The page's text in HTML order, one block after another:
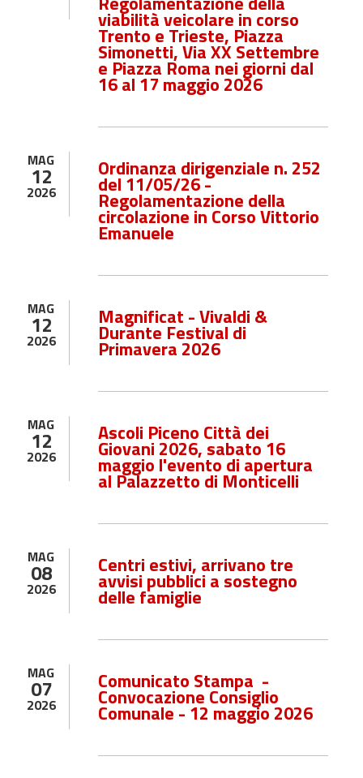
viabilità veicolare in corso
Trento e Trieste, Piazza
Simonetti, Via XX Settembre
e Piazza Roma nei giorni dal
16 al 17 maggio 2026
MAG
12
2026
Ordinanza dirigenziale n. 252
del 11/05/26 -
Regolamentazione della
circolazione in Corso Vittorio
Emanuele
MAG
12
2026
Magnificat - Vivaldi &
Durante Festival di
Primavera 2026
MAG
12
2026
Ascoli Piceno Città dei
Giovani 2026, sabato 16
maggio l'evento di apertura
al Palazzetto di Monticelli
MAG
08
2026
Centri estivi, arrivano tre
avvisi pubblici a sostegno
delle famiglie
MAG
07
2026
Comunicato Stampa -
Convocazione Consiglio
Comunale - 12 maggio 2026